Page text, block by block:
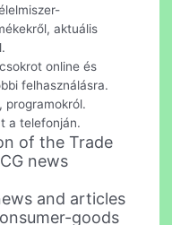
aktuális
online és
felhasználásra.
programokról.
a telefonján.
of the Trade
news
and articles
goods